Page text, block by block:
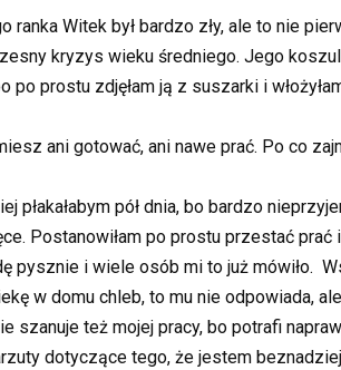
ranka Witek był bardzo zły, ale to nie
kryzys wieku średniego. Jego
po prostu zdjęłam ją z suszarki i
ani gotować, ani nawe prać. Po co
płakałabym pół dnia, bo bardzo
Postanowiłam po prostu przestać
pysznie i wiele osób mi to już mówiło.
w domu chleb, to mu nie odpowiada,
szanuje też mojej pracy, bo potrafi
dotyczące tego, że jestem